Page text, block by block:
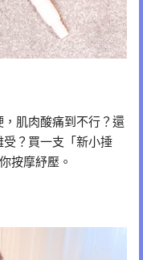
肌肉酸痛到不行？還
？買一支「新小捶
按摩紓壓。